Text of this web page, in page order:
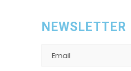
NEWSLETTER